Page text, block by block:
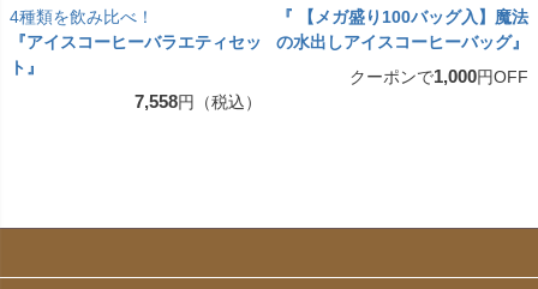
4種類を飲み比べ！
『アイスコーヒーバラエティセッ
ト』
7,558円（税込）
『 【メガ盛り100バッグ入】魔法
の水出しアイスコーヒーバッグ』
クーポンで1,000円OFF